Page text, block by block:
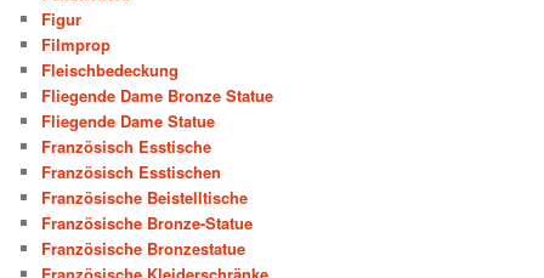
Figur
Filmprop
Fleischbedeckung
Fliegende Dame Bronze Statue
Fliegende Dame Statue
Französisch Esstische
Französisch Esstischen
Französische Beistelltische
Französische Bronze-Statue
Französische Bronzestatue